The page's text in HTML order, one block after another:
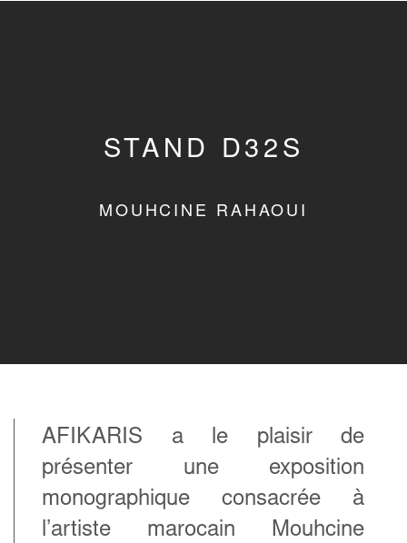
STAND D32S
MOUHCINE RAHAOUI
AFIKARIS a le plaisir de
présenter une exposition
monographique consacrée à
l’artiste marocain Mouhcine